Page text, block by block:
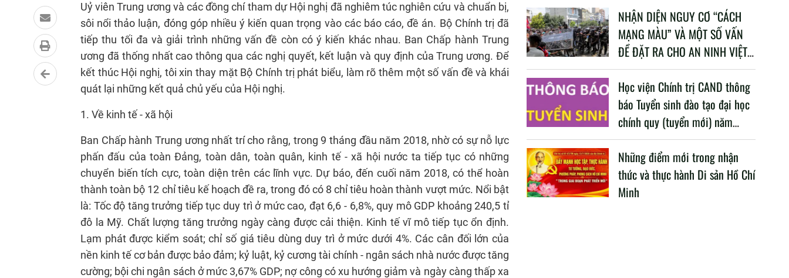
Uỷ viên Trung ương và các đồng chí tham dự Hội nghị đã nghiêm túc nghiên cứu và chuẩn bị,
sôi nổi thảo luận, đóng góp nhiều ý kiến quan trọng vào các báo cáo, đề án. Bộ Chính trị đã
tiếp thu tối đa và giải trình những vấn đề còn có ý kiến khác nhau. Ban Chấp hành Trung
ương đã thống nhất cao thông qua các nghị quyết, kết luận và quy định của Trung ương. Để
kết thúc Hội nghị, tôi xin thay mặt Bộ Chính trị phát biểu, làm rõ thêm một số vấn đề và khái
quát lại những kết quả chủ yếu của Hội nghị.
1. Về kinh tế - xã hội
Ban Chấp hành Trung ương nhất trí cho rằng, trong 9 tháng đầu năm 2018, nhờ có sự nỗ lực
phấn đấu của toàn Đảng, toàn dân, toàn quân, kinh tế - xã hội nước ta tiếp tục có những
chuyển biến tích cực, toàn diện trên các lĩnh vực. Dự báo, đến cuối năm 2018, có thể hoàn
thành toàn bộ 12 chỉ tiêu kế hoạch đề ra, trong đó có 8 chỉ tiêu hoàn thành vượt mức. Nổi bật
là: Tốc độ tăng trưởng tiếp tục duy trì ở mức cao, đạt 6,6 - 6,8%, quy mô GDP khoảng 240,5 tỉ
đô la Mỹ. Chất lượng tăng trưởng ngày càng được cải thiện. Kinh tế vĩ mô tiếp tục ổn định.
Lạm phát được kiểm soát; chỉ số giá tiêu dùng duy trì ở mức dưới 4%. Các cân đối lớn của
nền kinh tế cơ bản được bảo đảm; kỷ luật, kỷ cương tài chính - ngân sách nhà nước được tăng
cường; bội chi ngân sách ở mức 3,67% GDP; nợ công có xu hướng giảm và ngày càng thấp xa
NHẬN DIỆN NGUY CƠ “CÁCH
MẠNG MÀU” VÀ MỘT SỐ VẤN
ĐỀ ĐẶT RA CHO AN NINH VIỆT
NAM TRONG BỐI CẢNH HIỆN
NAY
Học viện Chính trị CAND thông
báo Tuyển sinh đào tạo đại học
chính quy (tuyển mới) năm
2026
Những điểm mới trong nhận
thức và thực hành Di sản Hồ Chí
Minh